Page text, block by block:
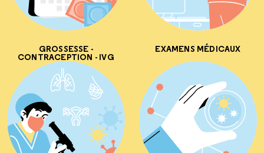
GROSSESSE -
CONTRACEPTION - IVG
EXAMENS MÉDICAUX